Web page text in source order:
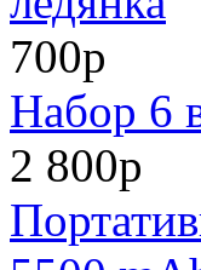
700р
Набор 6
2 800р